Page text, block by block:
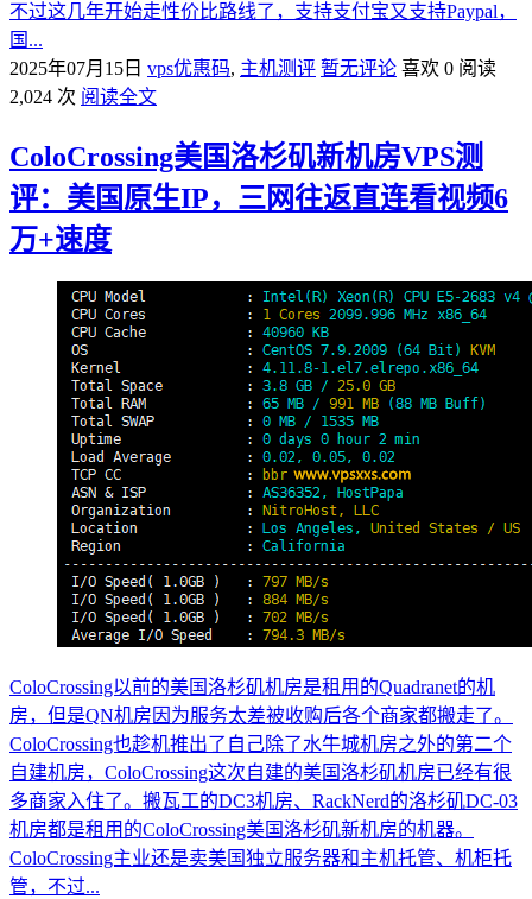
不过这几年开始走性价比路线了，支持支付宝又支持Paypal，
国...
2025年07月15日 vps优惠码, 主机测评 暂无评论 喜欢 0 阅读
2,024 次 阅读全文
ColoCrossing美国洛杉矶新机房VPS测
评：美国原生IP，三网往返直连看视频6
万+速度
ColoCrossing以前的美国洛杉矶机房是租用的Quadranet的机
房，但是QN机房因为服务太差被收购后各个商家都搬走了。
ColoCrossing也趁机推出了自己除了水牛城机房之外的第二个
自建机房，ColoCrossing这次自建的美国洛杉矶机房已经有很
多商家入住了。搬瓦工的DC3机房、RackNerd的洛杉矶DC-03
机房都是租用的ColoCrossing美国洛杉矶新机房的机器。
ColoCrossing主业还是卖美国独立服务器和主机托管、机柜托
管，不过...